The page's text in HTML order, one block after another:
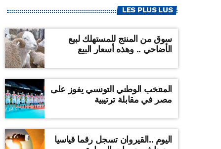
LES PLUS LUS
سوق من المنتج للمستهلك لبيع
الأضاحي .. وهذه أسعار البيع
المنتخب الوطني التونسي يفوز على
مصر في مقابلة ترتيبية
اليوم ..القيروان تسجل رقما قياسيا